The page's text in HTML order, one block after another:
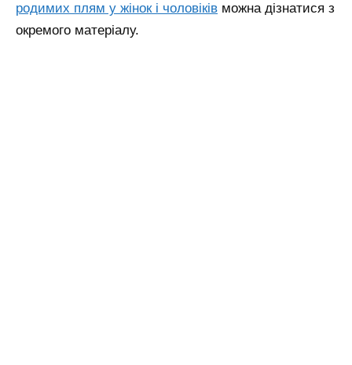
родимих плям у жінок і чоловіків можна дізнатися з
окремого матеріалу.